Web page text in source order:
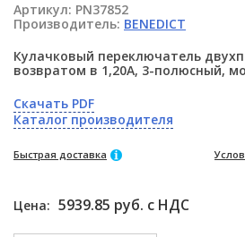
Артикул: PN37852
Производитель: BENEDICT
Кулачковый переключатель
возвратом в 1,20А, 3-полюсный,
Скачать PDF
Каталог производителя
Быстрая доставка
Цена: 5939.85 руб. с НДС